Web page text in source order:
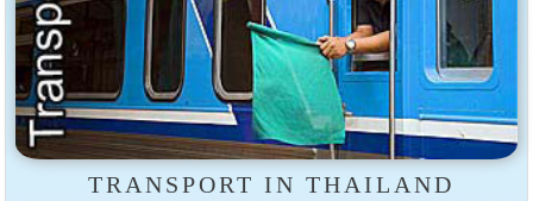
TRANSPORT IN THAILAND